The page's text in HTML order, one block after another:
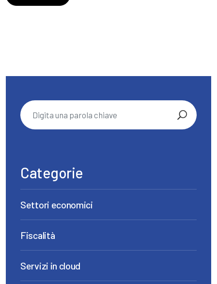
Categorie
Settori economici
Fiscalità
Servizi in cloud